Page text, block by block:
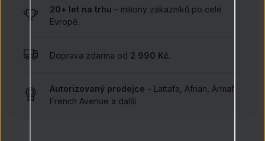
20+ let na trhu – miliony zákazníků po celé
Evropě.
Doprava zdarma od 2 990 Kč.
Autorizovaný prodejce – Lattafa, Afnan, Armaf,
French Avenue a další.